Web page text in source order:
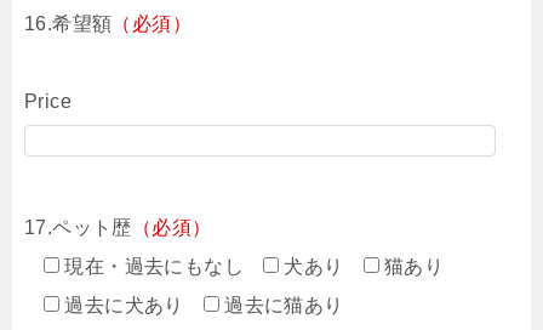
16.希望額 （必須）
Price
17.ペット歴 （必須）
現在・過去にもなし
犬あり
猫あり
過去に犬あり
過去に猫あり